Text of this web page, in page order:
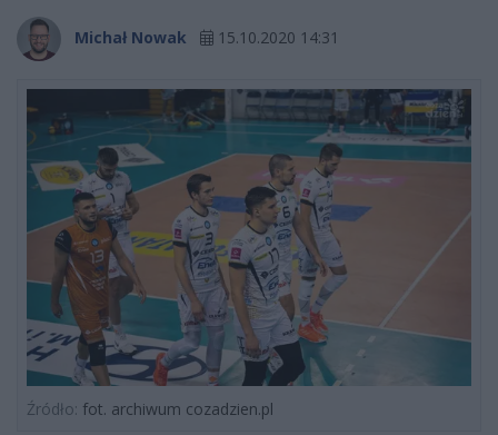
Michał Nowak 15.10.2020 14:31
Źródło: fot. archiwum cozadzien.pl